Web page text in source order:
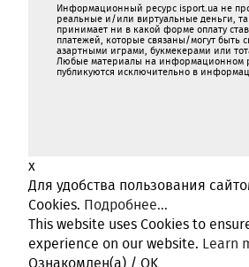
Информационный ресурс isport.ua не
реальные и/или виртуальные деньги,
принимает ни в какой форме oплaту
платежей, которые связаны/могут быть
азартными игрaми, букмекерами или
Любые материалы на информационном
публикуютcя исключительно в
x
Для удобства пользования
Cookies. Подробнее...
This website uses Cookies to
experience on our website. Learn